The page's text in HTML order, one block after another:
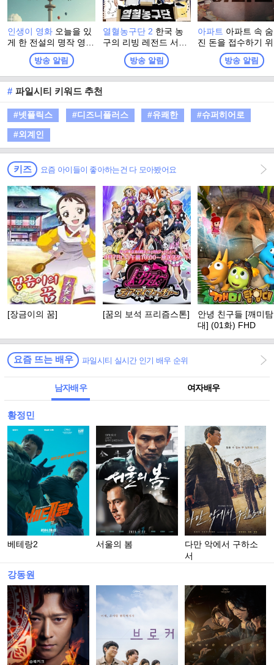
인생이 영화 오늘을 있
게 한 전설의 명작 영화
부터, 새로운 시대의 O
TT 히트작까지, 우리가
사랑했던 콘텐츠의 과
거와 현재를 넘나들며,
지금 우리 앞에 펼쳐진
변화의 순간을 함께 돌
아보는 프로그램
방송 알림
열혈농구단 2 한국 농
구의 리빙 레전드 서장
훈이 직접 선택한 연예
계 최강 농구팀 ‘라이징
이글스’! 아시아 제패에
‘전국 최강전’을 펼치며
국내 정상에 도전한다.
비상이 시작된다.
방송 알림
아파트 아파트 속
진 돈을 접수하기
입대의회장 선거에
마한 오아시스파 전
보스 박해강이 주민
방송 알림
# 파일시티 키워드 추천
#넷플릭스 #디즈니플러스 #유쾌한
#슈퍼히어로
#외계인
키즈 요즘 아이들이 좋아하는건 다 모아봤어요
[장금이의 꿈] [꿈의 보석 프리즘스톤]
안녕 친구들 [깨미
대] (01화) FHD
요즘 뜨는 배우 파일시티 실시간 인기 배우 순위
남자배우 여자배우
황정민
베테랑2 서울의 봄
다만 악에서 구하소
서
강동원